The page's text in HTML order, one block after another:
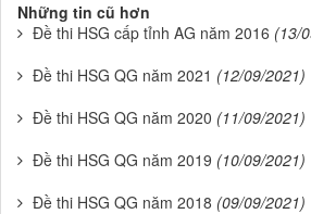
Những tin cũ hơn
Đề thi HSG cấp tỉnh AG năm 2016 (13/
Đề thi HSG QG năm 2021 (12/09/2021)
Đề thi HSG QG năm 2020 (11/09/2021)
Đề thi HSG QG năm 2019 (10/09/2021)
Đề thi HSG QG năm 2018 (09/09/2021)